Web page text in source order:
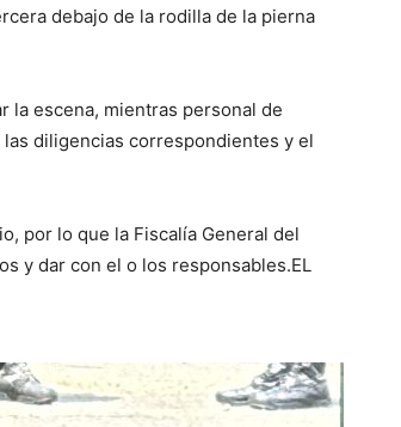
debajo de la rodilla de la pierna
la escena, mientras personal de
diligencias correspondientes y el
por lo que la Fiscalía General del
y dar con el o los responsables.EL